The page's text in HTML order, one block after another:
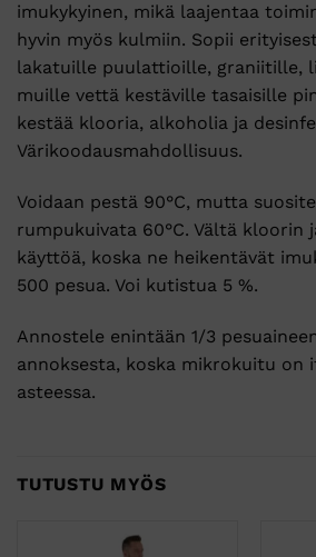
imukykyinen, mikä laajentaa
hyvin myös kulmiin. Sopii
lakatuille puulattioille, graniitille,
muille vettä kestäville tasaisille
kestää klooria, alkoholia ja
Värikoodausmahdollisuus.
Voidaan pestä 90°C, mutta
rumpukuivata 60°C. Vältä kloorin
käyttöä, koska ne heikentävät
500 pesua. Voi kutistua 5 %.
Annostele enintään 1/3
annoksesta, koska mikrokuitu on
asteessa.
TUTUSTU MYÖS